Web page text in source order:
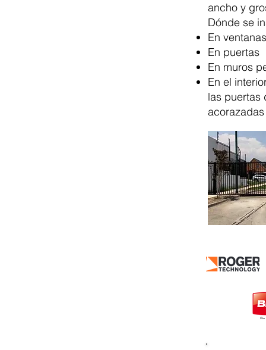
ancho y
Dónde se
En ventanas
En puertas
En muros
En el
las puertas
acorazadas